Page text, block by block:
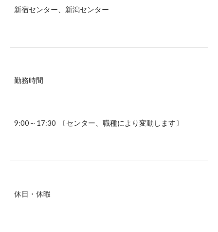
新宿センター、新潟センター
勤務時間
9:00～17:30 〔センター、職種により変動します〕
休日・休暇